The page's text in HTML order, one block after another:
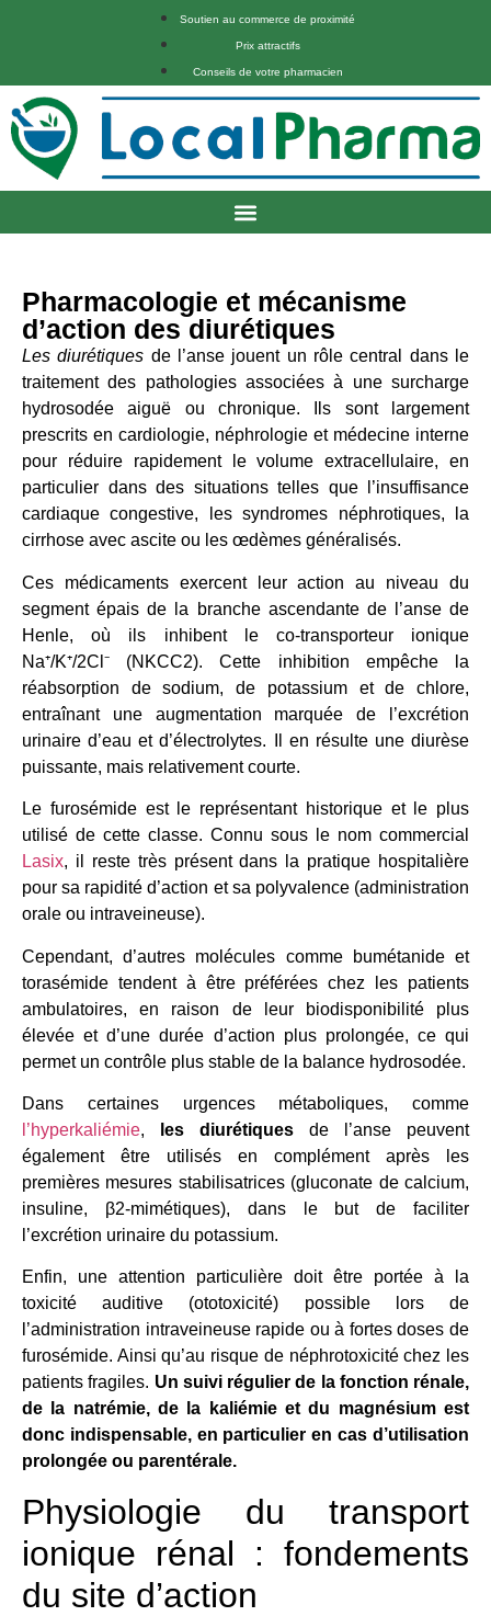
Soutien au commerce de proximité
Prix attractifs
Conseils de votre pharmacien
Pharmacologie et mécanisme
d’action des diurétiques
Les diurétiques de l’anse jouent un rôle central dans le
traitement des pathologies associées à une surcharge
hydrosodée aiguë ou chronique. Ils sont largement
prescrits en cardiologie, néphrologie et médecine interne
pour réduire rapidement le volume extracellulaire, en
particulier dans des situations telles que l’insuffisance
cardiaque congestive, les syndromes néphrotiques, la
cirrhose avec ascite ou les œdèmes généralisés.
Ces médicaments exercent leur action au niveau du
segment épais de la branche ascendante de l’anse de
Henle, où ils inhibent le co-transporteur ionique
Na⁺/K⁺/2Cl⁻ (NKCC2). Cette inhibition empêche la
réabsorption de sodium, de potassium et de chlore,
entraînant une augmentation marquée de l’excrétion
urinaire d’eau et d’électrolytes. Il en résulte une diurèse
puissante, mais relativement courte.
Le furosémide est le représentant historique et le plus
utilisé de cette classe. Connu sous le nom commercial
Lasix, il reste très présent dans la pratique hospitalière
pour sa rapidité d’action et sa polyvalence (administration
orale ou intraveineuse).
Cependant, d’autres molécules comme bumétanide et
torasémide tendent à être préférées chez les patients
ambulatoires, en raison de leur biodisponibilité plus
élevée et d’une durée d’action plus prolongée, ce qui
permet un contrôle plus stable de la balance hydrosodée.
Dans certaines urgences métaboliques, comme
l’hyperkaliémie, les diurétiques de l’anse peuvent
également être utilisés en complément après les
premières mesures stabilisatrices (gluconate de calcium,
insuline, β2-mimétiques), dans le but de faciliter
l’excrétion urinaire du potassium.
Enfin, une attention particulière doit être portée à la
toxicité auditive (ototoxicité) possible lors de
l’administration intraveineuse rapide ou à fortes doses de
furosémide. Ainsi qu’au risque de néphrotoxicité chez les
patients fragiles. Un suivi régulier de la fonction rénale,
de la natrémie, de la kaliémie et du magnésium est
donc indispensable, en particulier en cas d’utilisation
prolongée ou parentérale.
Physiologie du transport
ionique rénal : fondements
du site d’action